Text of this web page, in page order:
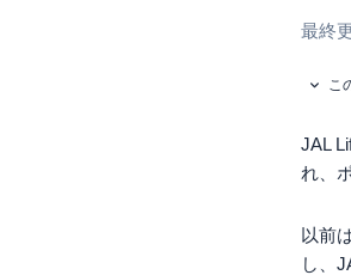
最終
こ
JAL
れ、
以前
し、